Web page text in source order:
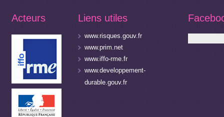
Acteurs Liens utiles
www.risques.gouv.fr
www.prim.net
www.iffo-rme.fr
www.developpement-
durable.gouv.fr